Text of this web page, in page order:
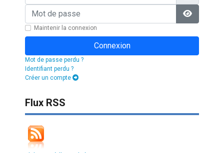
Afficher
Maintenir la connexion
Connexion
Mot de passe perdu ?
Identifiant perdu ?
Créer un compte
Flux RSS